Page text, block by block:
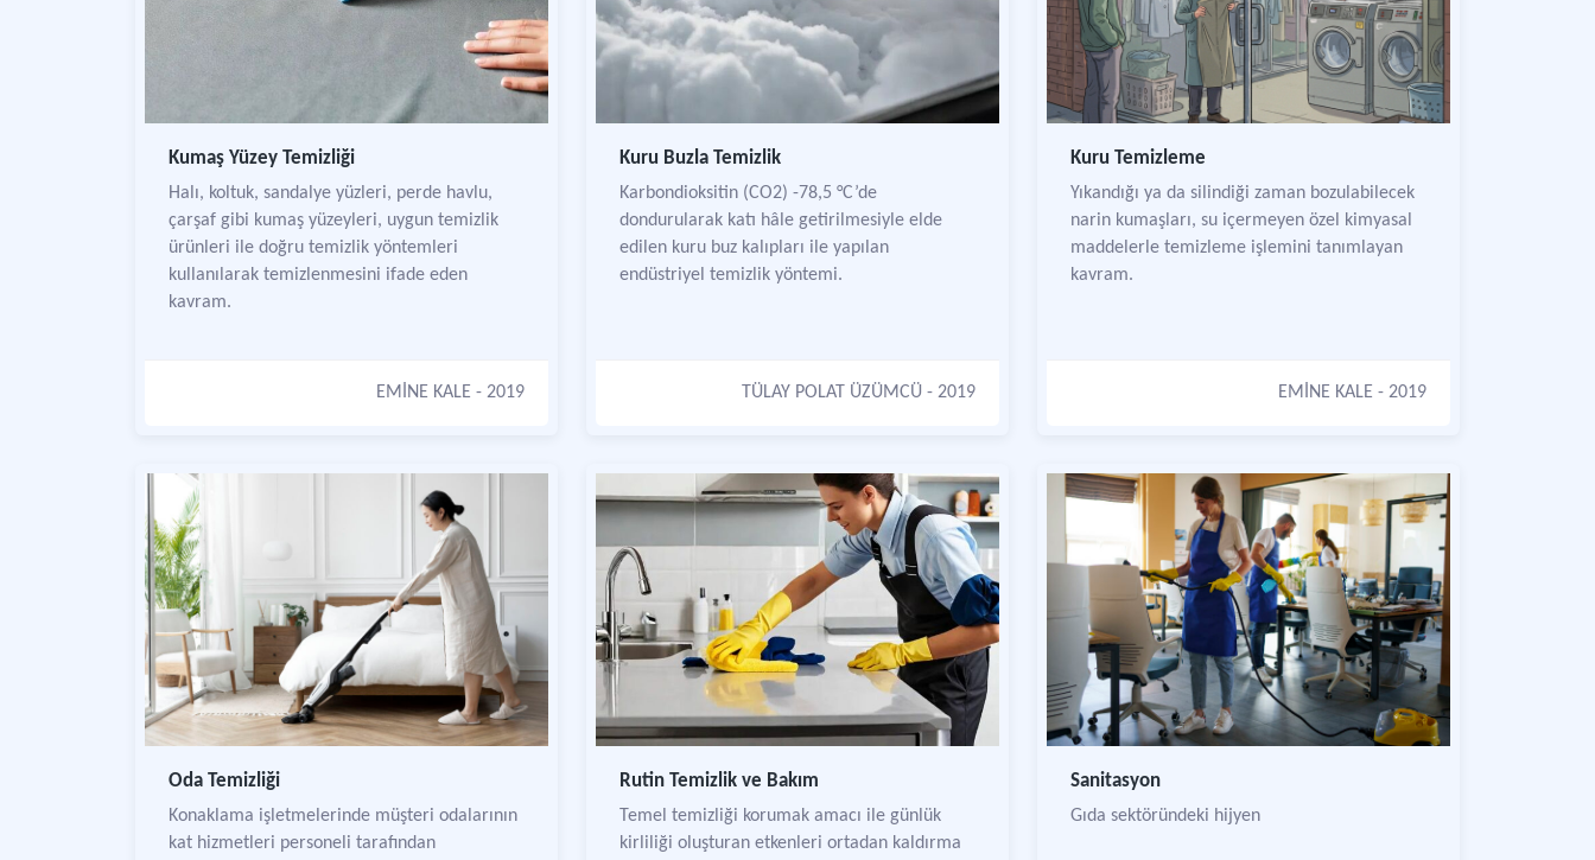
Kumaş Yüzey Temizliği
Halı, koltuk, sandalye yüzleri, perde havlu,
çarşaf gibi kumaş yüzeyleri, uygun temizlik
ürünleri ile doğru temizlik yöntemleri
kullanılarak temizlenmesini ifade eden
kavram.
EMİNE KALE - 2019
Kuru Buzla Temizlik
Karbondioksitin (CO2) -78,5 °C’de
dondurularak katı hâle getirilmesiyle elde
edilen kuru buz kalıpları ile yapılan
endüstriyel temizlik yöntemi.
TÜLAY POLAT ÜZÜMCÜ - 2019
Kuru Temizleme
Yıkandığı ya da silindiği zaman bozulabilecek
narin kumaşları, su içermeyen özel kimyasal
maddelerle temizleme işlemini tanımlayan
kavram.
EMİNE KALE - 2019
Oda Temizliği
Konaklama işletmelerinde müşteri odalarının
kat hizmetleri personeli tarafından
Rutin Temizlik ve Bakım
Temel temizliği korumak amacı ile günlük
kirliliği oluşturan etkenleri ortadan kaldırma
Sanitasyon
Gıda sektöründeki hijyen